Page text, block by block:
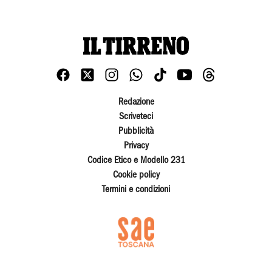
Redazione
Scriveteci
Pubblicità
Privacy
Codice Etico e Modello 231
Cookie policy
Termini e condizioni